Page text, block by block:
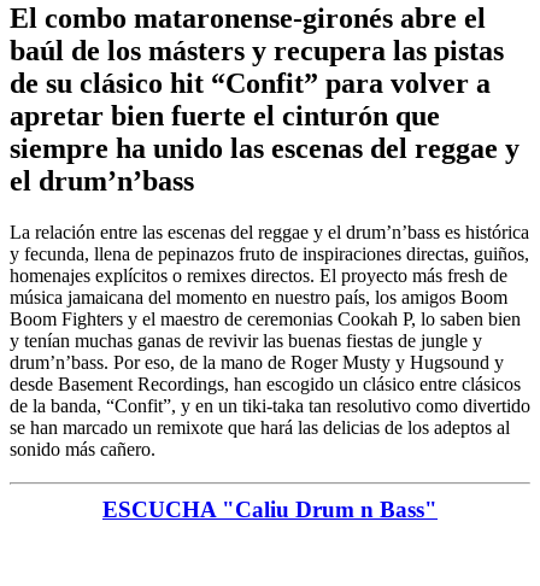
El combo mataronense-gironés abre el
baúl de los másters y recupera las pistas
de su clásico hit “Confit” para volver a
apretar bien fuerte el cinturón que
siempre ha unido las escenas del reggae y
el drum’n’bass
La relación entre las escenas del reggae y el drum’n’bass es histórica
y fecunda, llena de pepinazos fruto de inspiraciones directas, guiños,
homenajes explícitos o remixes directos. El proyecto más fresh de
música jamaicana del momento en nuestro país, los amigos Boom
Boom Fighters y el maestro de ceremonias Cookah P, lo saben bien
y tenían muchas ganas de revivir las buenas fiestas de jungle y
drum’n’bass. Por eso, de la mano de Roger Musty y Hugsound y
desde Basement Recordings, han escogido un clásico entre clásicos
de la banda, “Confit”, y en un tiki-taka tan resolutivo como divertido
se han marcado un remixote que hará las delicias de los adeptos al
sonido más cañero.
ESCUCHA "Caliu Drum n Bass"